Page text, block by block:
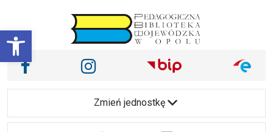
Otwórz pasek narzędzi
Main Navigation
Nasze media społecznościowe i inne
Facebook Instagram
Zmień jednostkę